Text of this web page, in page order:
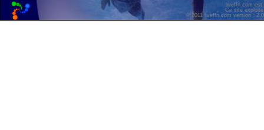
liveffn.com est
Ce site
© 2011 liveffn.com version :